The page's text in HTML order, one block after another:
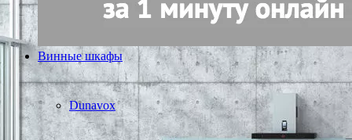
Винные шкафы
Dunavox